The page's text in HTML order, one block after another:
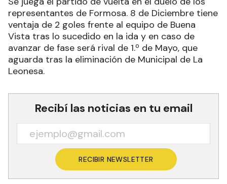
representantes de Formosa. 8 de Diciembre tiene
ventaja de 2 goles frente al equipo de Buena
Vista tras lo sucedido en la ida y en caso de
avanzar de fase será rival de 1.º de Mayo, que
aguarda tras la eliminación de Municipal de La
Leonesa.
Recibí las noticias en tu email
RECIBIR NEWSLETTER